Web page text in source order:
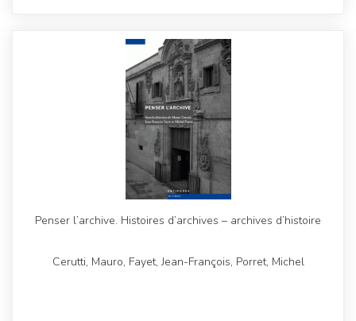
Penser l’archive. Histoires d’archives – archives d’histoire
Cerutti, Mauro, Fayet, Jean-François, Porret, Michel